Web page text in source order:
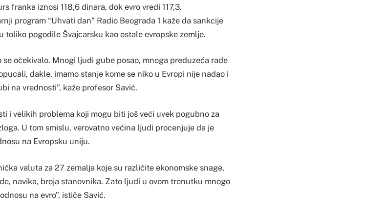
franka iznosi 118,6 dinara, dok evro vredi 117,3.
program “Uhvati dan” Radio Beograda 1 kaže da sankcije
toliko pogodile Švajcarsku kao ostale evropske zemlje.
očekivalo. Mnogi ljudi gube posao, mnoga preduzeća rade
dakle, imamo stanje kome se niko u Evropi nije nadao i
na vrednosti”, kaže profesor Savić.
i velikih problema koji mogu biti još veći uvek pogubno za
U tom smislu, verovatno većina ljudi procenjuje da je
na Evropsku uniju.
valuta za 27 zemalja koje su različite ekonomske snage,
navika, broja stanovnika. Zato ljudi u ovom trenutku mnogo
na evro”, ističe Savić.